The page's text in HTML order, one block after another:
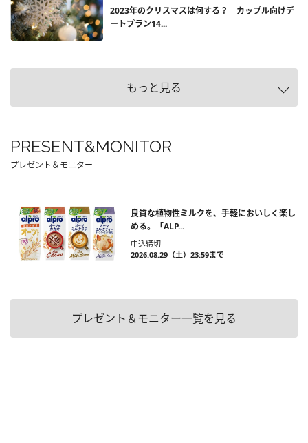
2023年のクリスマスは何する？ カップル向けデ
ートプラン14...
もっと見る
PRESENT&MONITOR
プレゼント＆モニター
良質な植物性ミルクを、手軽においしく楽し
める。「ALP...
申込締切
2026.08.29（土）23:59まで
プレゼント＆モニター一覧を見る